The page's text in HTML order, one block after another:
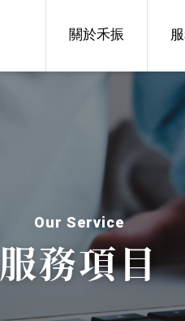
關於禾振
Our Service
服務項目